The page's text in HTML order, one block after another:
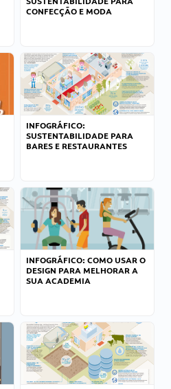
CONFECÇÃO E MODA
INFOGRÁFICO:
SUSTENTABILIDADE PARA
BARES E RESTAURANTES
INFOGRÁFICO: COMO USAR O
DESIGN PARA MELHORAR A
SUA ACADEMIA